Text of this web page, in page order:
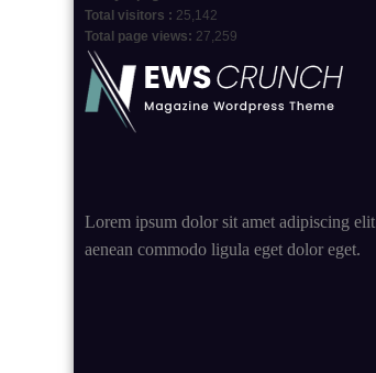
Total visitors : 25,142
Total page views: 27,259
Lorem ipsum dolor sit amet adipiscing elit
aenean commodo ligula eget dolor eget.